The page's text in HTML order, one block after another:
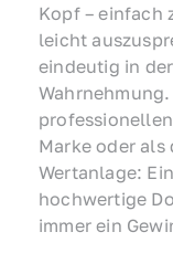
Kopf – einfach
leicht
eindeutig in der
Marke oder als
Wertanlage:
hochwertige
immer ein